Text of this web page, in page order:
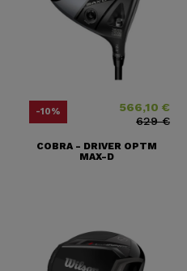
-10% Precio566,10 €
Precio base
629 €
COBRA - DRIVER OPTM
MAX-D